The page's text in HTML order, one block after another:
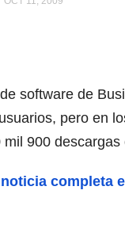
software de
pero en
mil 900
completa